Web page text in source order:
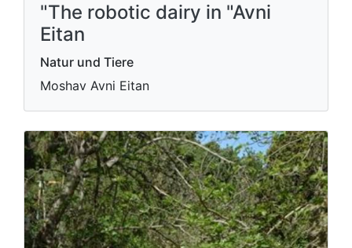
"The robotic dairy in "Avni
Eitan
Natur und Tiere
Moshav Avni Eitan